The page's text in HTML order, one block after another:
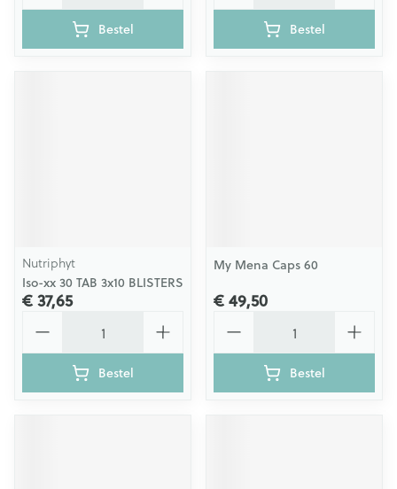
Bestel Bestel
Nutriphyt
Iso-xx 30 TAB 3x10 BLISTERS
€ 37,65
Bestel
My Mena Caps 60
€ 49,50
Bestel